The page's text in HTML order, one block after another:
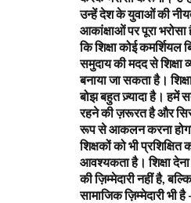
उन्हें देश के युवाओं की
आकांक्षाओं पर पूरा
कि शिक्षा कोई कमर्शियल
समुदाय की मदद से शिक्षा
बनाया जा सकता है।
बोझ बहुत ज़्यादा है। हमें
रहने की ज़रूरत है और
रूप से आकलन करना
शिक्षकों को भी प्रशिक्षित
आवश्यकता है। शिक्षा
की ज़िम्मेदारी नहीं है,
सामाजिक ज़िम्मेदारी भी